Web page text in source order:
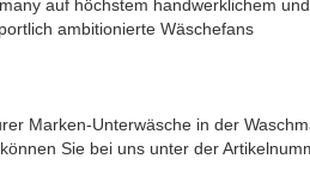
auf höchstem handwerklichem
ambitionierte Wäschefans
Marken-Unterwäsche in der
Sie bei uns unter der